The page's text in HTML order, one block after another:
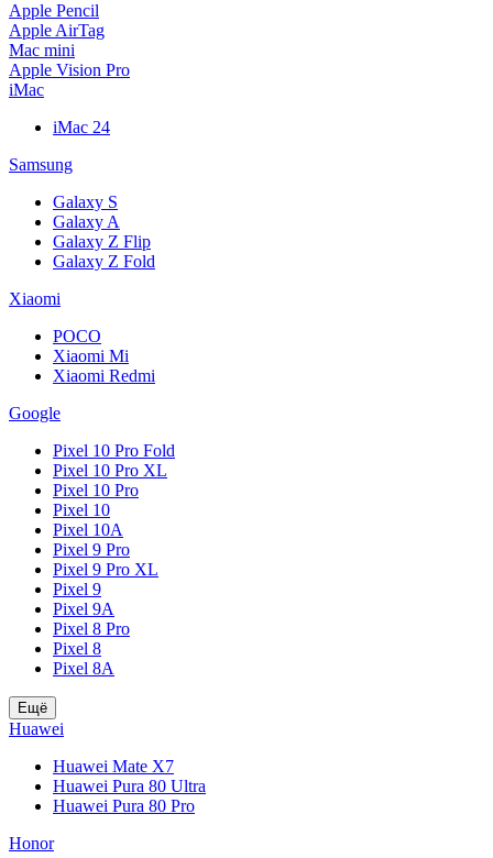
Apple Pencil
Apple AirTag
Mac mini
Apple Vision Pro
iMac
iMac 24
Samsung
Galaxy S
Galaxy A
Galaxy Z Flip
Galaxy Z Fold
Xiaomi
POCO
Xiaomi Mi
Xiaomi Redmi
Google
Pixel 10 Pro Fold
Pixel 10 Pro XL
Pixel 10 Pro
Pixel 10
Pixel 10A
Pixel 9 Pro
Pixel 9 Pro XL
Pixel 9
Pixel 9A
Pixel 8 Pro
Pixel 8
Pixel 8A
Ещё
Huawei
Huawei Mate X7
Huawei Pura 80 Ultra
Huawei Pura 80 Pro
Honor